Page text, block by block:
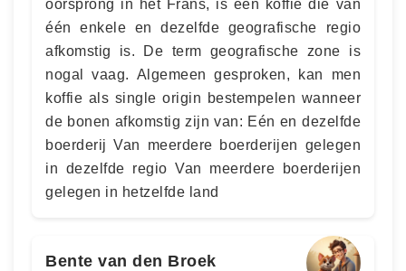
oorsprong in het Frans, is een koffie die van
één enkele en dezelfde geografische regio
afkomstig is. De term geografische zone is
nogal vaag. Algemeen gesproken, kan men
koffie als single origin bestempelen wanneer
de bonen afkomstig zijn van: Eén en dezelfde
boerderij Van meerdere boerderijen gelegen
in dezelfde regio Van meerdere boerderijen
gelegen in hetzelfde land
Bente van den Broek